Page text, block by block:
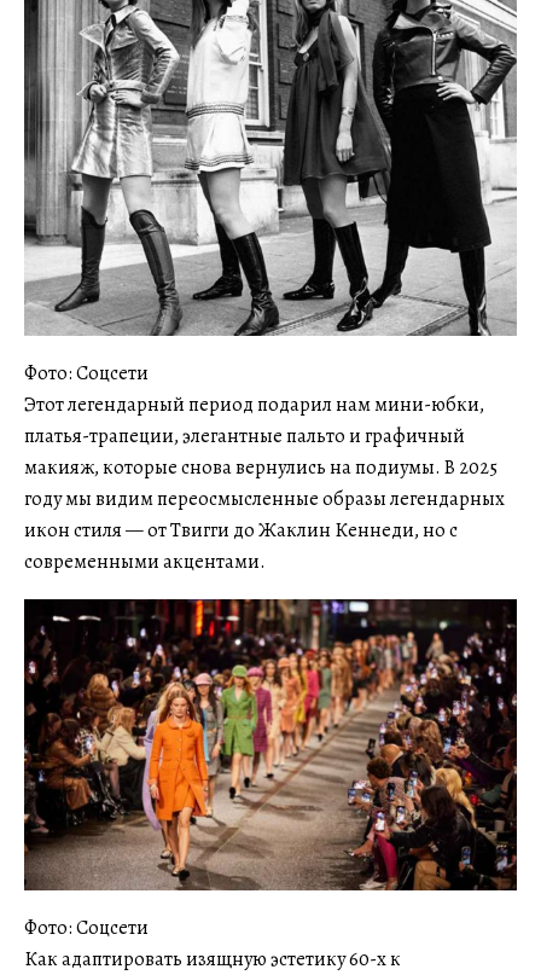
Фото: Соцсети
Этот легендарный период подарил нам мини-юбки,
платья-трапеции, элегантные пальто и графичный
макияж, которые снова вернулись на подиумы. В 2025
году мы видим переосмысленные образы легендарных
икон стиля — от Твигги до Жаклин Кеннеди, но с
современными акцентами.
Фото: Соцсети
Как адаптировать изящную эстетику 60-х к